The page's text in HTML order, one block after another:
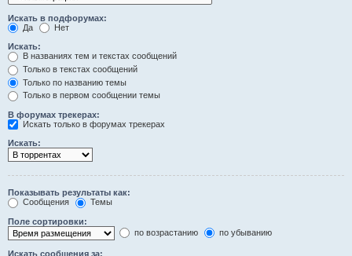
Искать в подфорумах:
Да
Нет
Искать:
В названиях тем и текстах сообщений
Только в текстах сообщений
Только по названию темы
Только в первом сообщении темы
В форумах трекерах:
Искать только в форумах трекерах
Искать:
Показывать результаты как:
Сообщения
Темы
Поле сортировки:
по возрастанию
по убыванию
Искать сообщения за: